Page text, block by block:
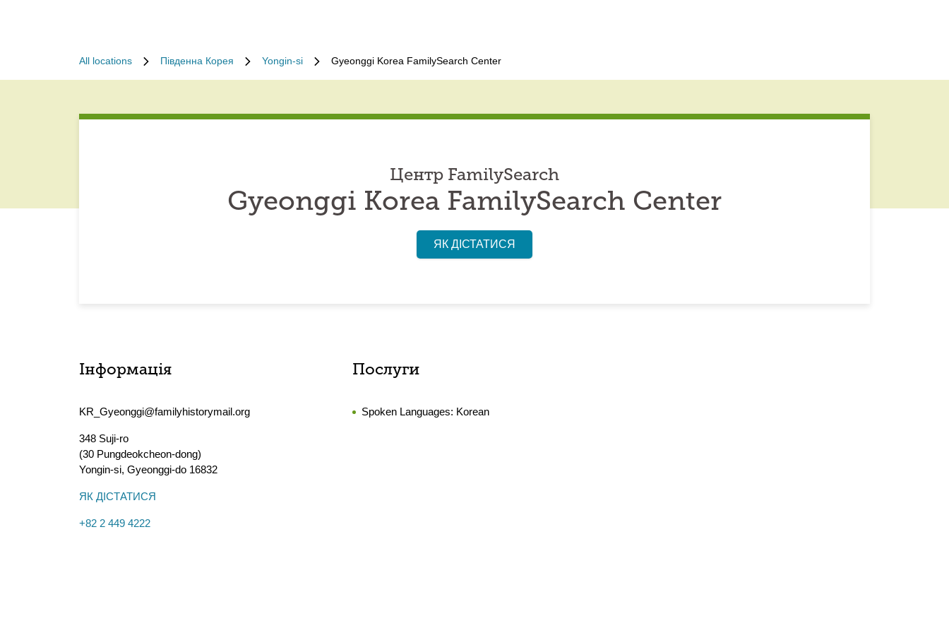
All locations Південна Корея Yongin-si Gyeonggi Korea FamilySearch Center
Центр FamilySearch
Gyeonggi Korea FamilySearch Center
ЯК ДІСТАТИСЯ
Інформація
KR_Gyeonggi@familyhistorymail.org
348 Suji-ro
(30 Pungdeokcheon-dong)
Yongin-si, Gyeonggi-do 16832
ЯК ДІСТАТИСЯ
+82 2 449 4222
Послуги
Spoken Languages: Korean